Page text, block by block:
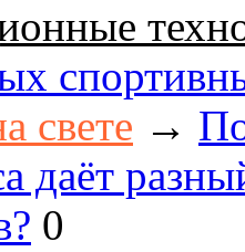
свете →
даёт
0